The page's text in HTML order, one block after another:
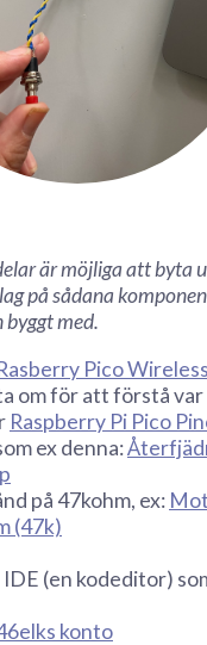
är möjliga att byta
på sådana
med.
Pico Wireless
om för att förstå var
Raspberry Pi Pico
ex denna:
på 47kohm, ex:
(47k)
(en kodeditor)
konto